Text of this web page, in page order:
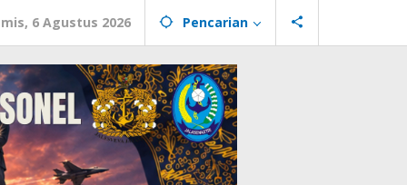
6 Agustus 2026 Pencarian